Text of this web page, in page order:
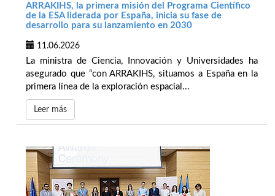
ARRAKIHS, la primera misión del Programa Científico
de la ESA liderada por España, inicia su fase de
desarrollo para su lanzamiento en 2030
11.06.2026
La ministra de Ciencia, Innovación y Universidades ha
asegurado que “con ARRAKIHS, situamos a España en la
primera línea de la exploración espacial...
Leer más